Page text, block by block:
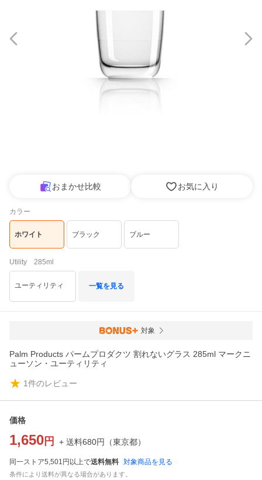
おまかせ比較 お気に入り
カラー
ホワイト ブラック ブルー
Utility 285ml
ユーティリティ 一覧を見る
対象
Palm Products パームプロダクツ 割れないグラス 285ml マークニ
ューソン・ユーティリティ
1件のレビュー
価格
1,650 円 + 送料680円 （東京都）
同一ストア5,501円以上で送料無料 対象商品を見る
条件により送料が異なる場合があります。